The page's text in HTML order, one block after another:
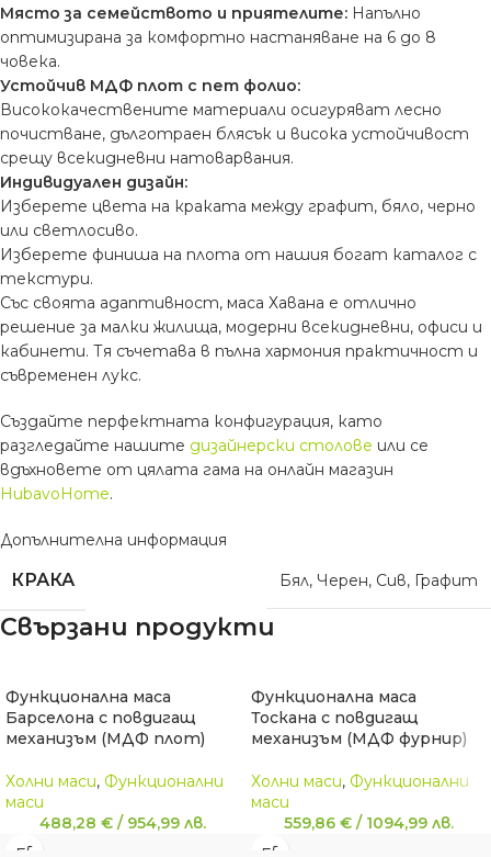
Място за семейството и приятелите: Напълно
оптимизирана за комфортно настаняване на 6 до 8
човека.
Устойчив МДФ плот с пет фолио:
Висококачествените материали осигуряват лесно
почистване, дълготраен блясък и висока устойчивост
срещу всекидневни натоварвания.
Индивидуален дизайн:
Изберете цвета на краката между графит, бяло, черно
или светлосиво.
Изберете финиша на плота от нашия богат каталог с
текстури.
Със своята адаптивност, маса Хавана е отлично
решение за малки жилища, модерни всекидневни, офиси и
кабинети. Тя съчетава в пълна хармония практичност и
съвременен лукс.
Създайте перфектната конфигурация, като
разгледайте нашите дизайнерски столове или се
вдъхновете от цялата гама на онлайн магазин
HubavoHome.
Допълнителна информация
КРАКА Бял, Черен, Сив, Графит
Свързани продукти
Функционална маса
Барселона с повдигащ
механизъм (МДФ плот)
Холни маси, Функционални
маси
488,28 € / 954,99 лв.
Функционална маса
Тоскана с повдигащ
механизъм (МДФ фурнир)
Холни маси, Функционални
маси
559,86 € / 1094,99 лв.